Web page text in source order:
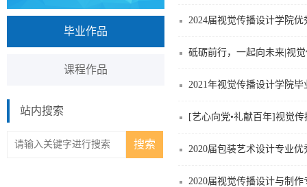
毕业作品
课程作品
站内搜索
2024届视觉传播设计学院
砥砺前行，一起向未来|视
2021年视觉传播设计学院
[艺心向党•礼献百年]视觉
2020届包装艺术设计专业优
2020届视觉传播设计与制